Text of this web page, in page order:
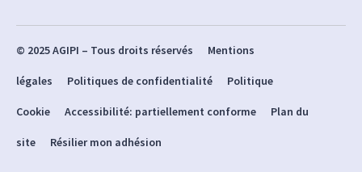
© 2025 AGIPI – Tous droits réservés Mentions
légales Politiques de confidentialité Politique
Cookie Accessibilité: partiellement conforme Plan du
site Résilier mon adhésion